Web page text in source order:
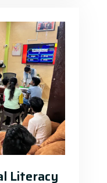
Literacy